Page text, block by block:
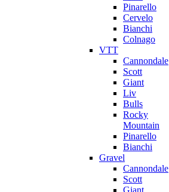
Pinarello
Cervelo
Bianchi
Colnago
VTT
Cannondale
Scott
Giant
Liv
Bulls
Rocky
Mountain
Pinarello
Bianchi
Gravel
Cannondale
Scott
Giant